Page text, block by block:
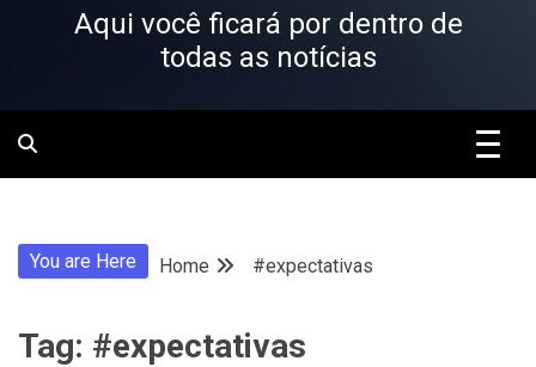
Aqui você ficará por dentro de
todas as notícias
You are Here Home #expectativas
Tag: #expectativas